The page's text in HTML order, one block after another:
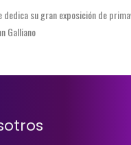
su gran exposición de
Galliano